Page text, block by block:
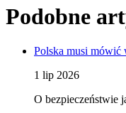
Podobne
Polska musi mówić
1 lip 2026
O bezpieczeństwie